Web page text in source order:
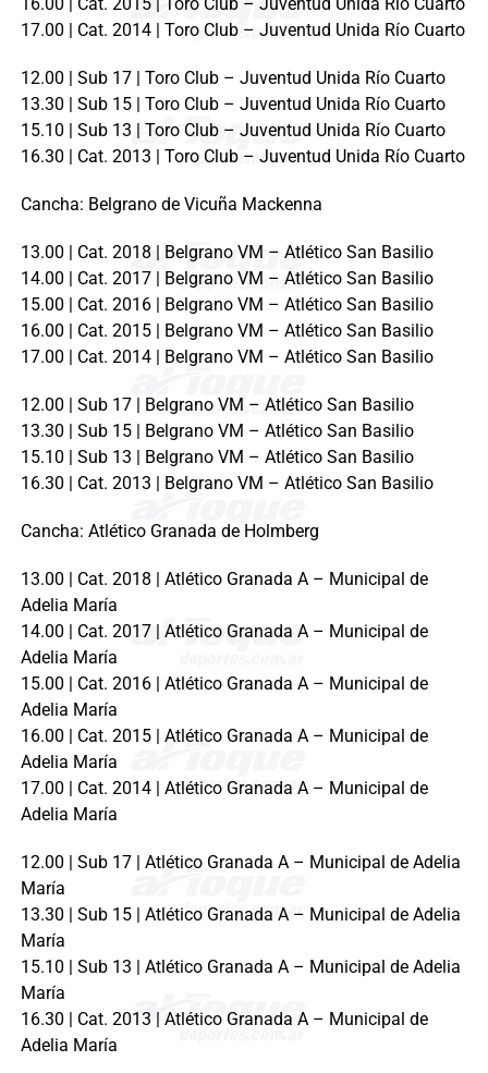
16.00 | Cat. 2015 | Toro Club – Juventud Unida Río Cuarto
17.00 | Cat. 2014 | Toro Club – Juventud Unida Río Cuarto
12.00 | Sub 17 | Toro Club – Juventud Unida Río Cuarto
13.30 | Sub 15 | Toro Club – Juventud Unida Río Cuarto
15.10 | Sub 13 | Toro Club – Juventud Unida Río Cuarto
16.30 | Cat. 2013 | Toro Club – Juventud Unida Río Cuarto
Cancha: Belgrano de Vicuña Mackenna
13.00 | Cat. 2018 | Belgrano VM – Atlético San Basilio
14.00 | Cat. 2017 | Belgrano VM – Atlético San Basilio
15.00 | Cat. 2016 | Belgrano VM – Atlético San Basilio
16.00 | Cat. 2015 | Belgrano VM – Atlético San Basilio
17.00 | Cat. 2014 | Belgrano VM – Atlético San Basilio
12.00 | Sub 17 | Belgrano VM – Atlético San Basilio
13.30 | Sub 15 | Belgrano VM – Atlético San Basilio
15.10 | Sub 13 | Belgrano VM – Atlético San Basilio
16.30 | Cat. 2013 | Belgrano VM – Atlético San Basilio
Cancha: Atlético Granada de Holmberg
13.00 | Cat. 2018 | Atlético Granada A – Municipal de
Adelia María
14.00 | Cat. 2017 | Atlético Granada A – Municipal de
Adelia María
15.00 | Cat. 2016 | Atlético Granada A – Municipal de
Adelia María
16.00 | Cat. 2015 | Atlético Granada A – Municipal de
Adelia María
17.00 | Cat. 2014 | Atlético Granada A – Municipal de
Adelia María
12.00 | Sub 17 | Atlético Granada A – Municipal de Adelia
María
13.30 | Sub 15 | Atlético Granada A – Municipal de Adelia
María
15.10 | Sub 13 | Atlético Granada A – Municipal de Adelia
María
16.30 | Cat. 2013 | Atlético Granada A – Municipal de
Adelia María